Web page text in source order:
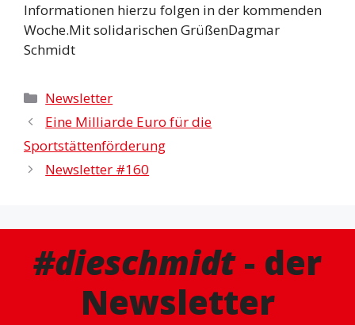
Informationen hierzu folgen in der kommenden
Woche.Mit solidarischen GrüßenDagmar
Schmidt
Kategorien
Newsletter
Eine Milliarde Euro für die
Sportstättenförderung
Newsletter #160
#dieschmidt- der
Newsletter